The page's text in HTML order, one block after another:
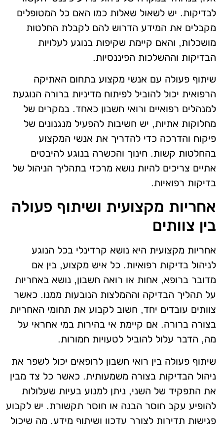
לבדיקות. יש לשאול שאלות כמו האם כל המטופלים
מקבלים את המידע הדרוש להם לקבלת החלטות
מושכלות, והאם קיימת שקיפות בנוגע לעלויות
הבדיקות וההשלכות הפיננסיות.
שיתוף פעולה עם אנשי מקצוע בתחום האתיקה
הרפואית יכול להוביל לפיתוח מדיניות ברורה הנוגעת
למנהלים רפואיים ורואי חשבון כאחד. במקרים של
מחלוקות אתיות, יש חשיבות להפעיל מנגנונים של
פיקוח והדרכה כדי להדריך את אנשי המקצוע
בהחלטות קשות. חינוך והכשרה בנוגע להיבטים
אתיים צריכים להיות נושא מרכזי בתהליך הניהול של
בדיקות רפואיות.
אחריות מקצועית ושיתוף פעולה
בין צוותים
אחריות מקצועית היא נושא קרדינלי בכל הנוגע
לניהול בדיקות רפואיות. כל איש מקצוע, בין אם
מדובר ברופא, אחות או רואה חשבון, נושא באחריות
על תהליך הבדיקה וההמלצות הנובעות ממנו. כאשר
צוותים עובדים יחד, חשוב לקבוע את תחומי האחריות
בצורה ברורה. אם קיימת אי בהירות במי אחראי על
מה, הדבר עלול להוביל לטעויות חמורות.
שיתוף פעולה בין רואי חשבון לרופאים יכול לשפר את
ניהול הבדיקות בצורה משמעותית. כאשר כל צד מבין
את התפקיד של השני, ניתן למנוע בעיות שעלולות
להופיע עקב חוסר הבנה או חוסר תקשורת. יש לקבוע
פגישות תדירות לצורך עדכון ושיתוף מידע, מה שיכול